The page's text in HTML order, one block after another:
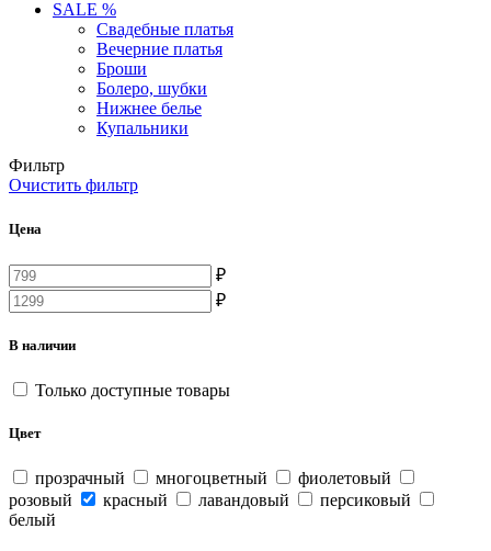
SALE %
Свадебные платья
Вечерние платья
Броши
Болеро, шубки
Нижнее белье
Купальники
Фильтр
Очистить фильтр
Цена
₽
₽
В наличии
Только доступные товары
Цвет
прозрачный многоцветный
фиолетовый
розовый
красный лавандовый
персиковый
белый